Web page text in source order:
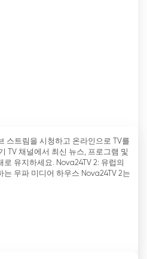
스트림을 시청하고 온라인으로 TV를
TV 채널에서 최신 뉴스, 프로그램 및
로 유지하세요. Nova24TV 2: 유럽의
는 우파 미디어 하우스 Nova24TV 2는